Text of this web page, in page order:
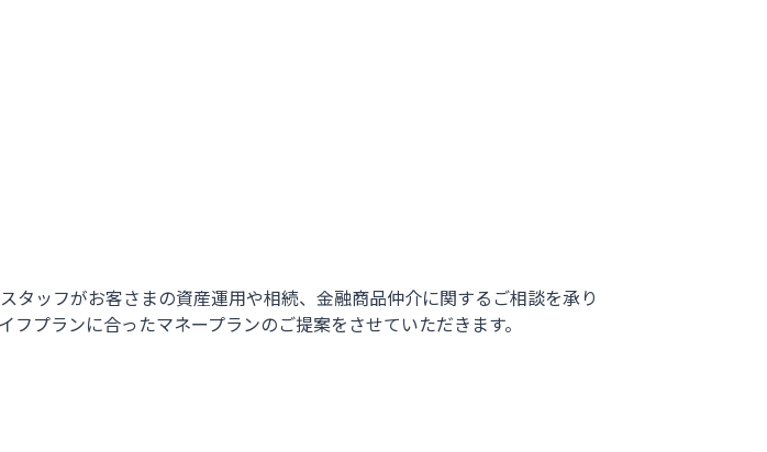
タッフがお客さまの資産運用や相続、金融商品仲介に関するご相談を承り
フプランに合ったマネープランのご提案をさせていただきます。